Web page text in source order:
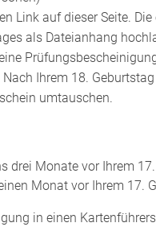
Link auf dieser Seite.
als Dateianhang
Ihrem 18.
umtauschen.
drei Monate vor Ihrem
Monat vor Ihrem 17.
in einen